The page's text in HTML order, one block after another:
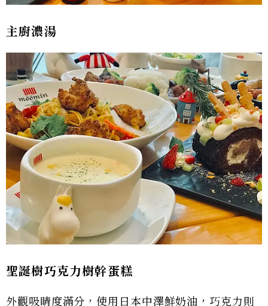
主廚濃湯
聖誕樹巧克力樹幹蛋糕
外觀吸睛度滿分，使用日本中澤鮮奶油，巧克力則